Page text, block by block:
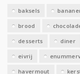
baksels
brood
desserts diner
eivrij
havermout